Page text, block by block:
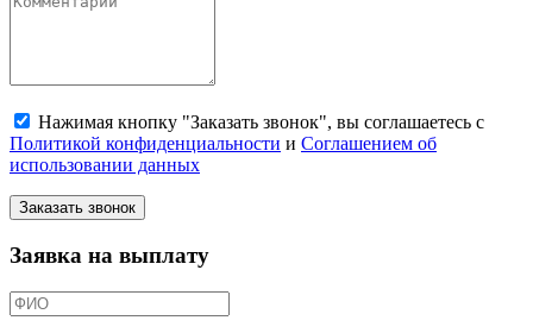
Нажимая кнопку "Заказать звонок", вы соглашаетесь с
Политикой конфиденциальности и Соглашением об
использовании данных
Заказать звонок
Заявка на выплату